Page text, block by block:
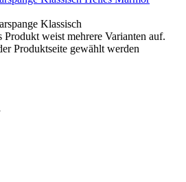
Produkt weist mehrere Varianten auf.
Produktseite gewählt werden